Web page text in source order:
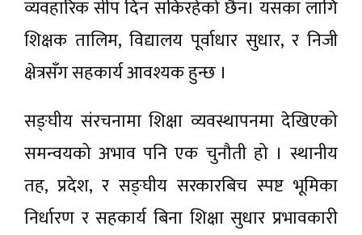
व्यवहारिक सीप दिन सकिरहेको छैन। यसका लागि
शिक्षक तालिम, विद्यालय पूर्वाधार सुधार, र निजी
क्षेत्रसँग सहकार्य आवश्यक हुन्छ ।
सङ्घीय संरचनामा शिक्षा व्यवस्थापनमा देखिएको
समन्वयको अभाव पनि एक चुनौती हो । स्थानीय
तह, प्रदेश, र सङ्घीय सरकारबिच स्पष्ट भूमिका
निर्धारण र सहकार्य बिना शिक्षा सुधार प्रभावकारी